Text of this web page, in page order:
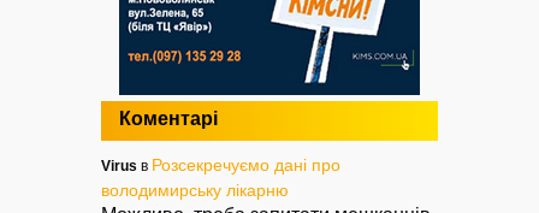
Коментарі
Virus в Розсекречуємо дані про
володимирську лікарню